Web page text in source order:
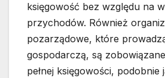
księgowość bez względu na
przychodów. Również
pozarządowe, które
gospodarczą, są
pełnej księgowości, podobnie